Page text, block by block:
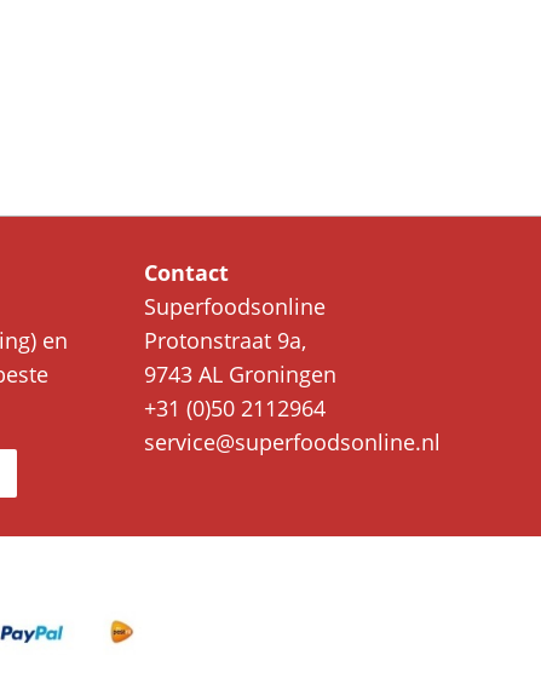
en
Contact
Superfoodsonline
Protonstraat 9a,
9743 AL Groningen
+31 (0)50 2112964
service@superfoodsonline.nl